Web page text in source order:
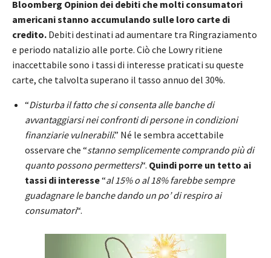
Bloomberg Opinion dei debiti che molti consumatori
americani stanno accumulando sulle loro carte di
credito. Debiti destinati ad aumentare tra Ringraziamento
e periodo natalizio alle porte. Ciò che Lowry ritiene
inaccettabile sono i tassi di interesse praticati su queste
carte, che talvolta superano il tasso annuo del 30%.
“Disturba il fatto che si consenta alle banche di
avvantaggiarsi nei confronti di persone in condizioni
finanziarie vulnerabili.” Né le sembra accettabile
osservare che “stanno semplicemente comprando più di
quanto possono permettersi“. Quindi porre un tetto ai
tassi di interesse“al 15% o al 18% farebbe sempre
guadagnare le banche dando un po’ di respiro ai
consumatori“.